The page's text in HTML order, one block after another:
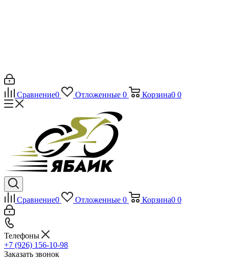
Сравнение0 Отложенные 0 Корзина0 0
Сравнение0 Отложенные 0 Корзина0 0
Телефоны
+7 (926) 156-10-98
Заказать звонок